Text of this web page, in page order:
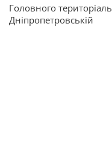
Головного
Дніпропетровській